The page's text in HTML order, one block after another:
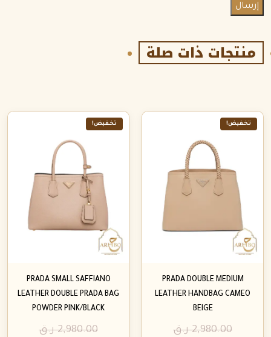
منتجات ذات صلة
تخفيض!
PRADA DOUBLE MEDIUM
LEATHER HANDBAG CAMEO
BEIGE
2,980.00 ر.ق
تخفيض!
PRADA SMALL SAFFIANO
LEATHER DOUBLE PRADA BAG
POWDER PINK/BLACK
2,980.00 ر.ق